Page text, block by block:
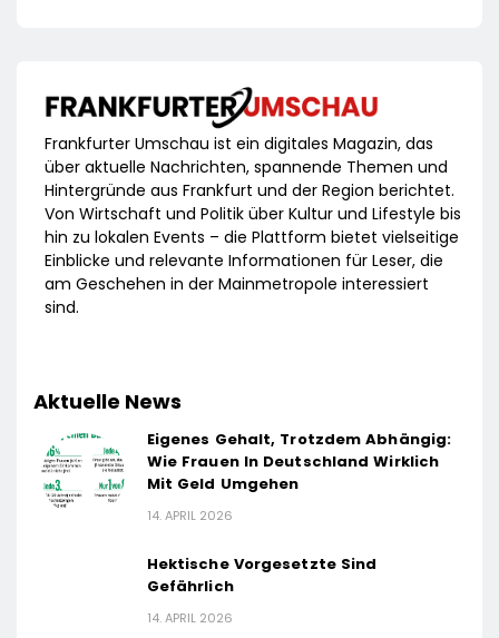
Frankfurter Umschau ist ein digitales Magazin, das
über aktuelle Nachrichten, spannende Themen und
Hintergründe aus Frankfurt und der Region berichtet.
Von Wirtschaft und Politik über Kultur und Lifestyle bis
hin zu lokalen Events – die Plattform bietet vielseitige
Einblicke und relevante Informationen für Leser, die
am Geschehen in der Mainmetropole interessiert
sind.
Aktuelle News
Eigenes Gehalt, Trotzdem Abhängig:
Wie Frauen In Deutschland Wirklich
Mit Geld Umgehen
14. APRIL 2026
Hektische Vorgesetzte Sind
Gefährlich
14. APRIL 2026